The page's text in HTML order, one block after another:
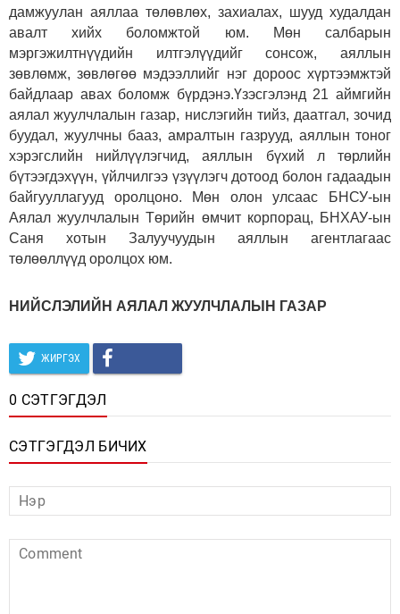
дамжуулан аяллаа төлөвлөх, захиалах, шууд худалдан
авалт хийх боломжтой юм. Мөн салбарын
мэргэжилтнүүдийн илтгэлүүдийг сонсож, аяллын
зөвлөмж, зөвлөгөө мэдээллийг нэг дороос хүртээмжтэй
байдлаар авах боломж бүрдэнэ.Үзэсгэлэнд 21 аймгийн
аялал жуулчлалын газар, нислэгийн тийз, даатгал, зочид
буудал, жуулчны бааз, амралтын газрууд, аяллын тоног
хэрэгслийн нийлүүлэгчид, аяллын бүхий л төрлийн
бүтээгдэхүүн, үйлчилгээ үзүүлэгч дотоод болон гадаадын
байгууллагууд оролцоно. Мөн олон улсаас БНСУ-ын
Аялал жуулчлалын Төрийн өмчит корпорац, БНХАУ-ын
Саня хотын Залуучуудын аяллын агентлагаас
төлөөллүүд оролцох юм.
НИЙСЛЭЛИЙН АЯЛАЛ ЖУУЛЧЛАЛЫН ГАЗАР
ЖИРГЭХ
0 СЭТГЭГДЭЛ
СЭТГЭГДЭЛ БИЧИХ